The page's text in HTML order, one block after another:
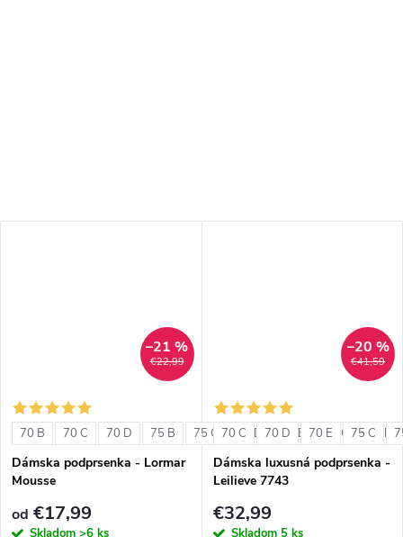
€22,99
–21 %
70 B 70 C 70 D 75 B 75 C 75 D 80 B 80 C 80 D
Dámska podprsenka - Lormar
Mousse
od €17,99
Skladom >6 ks
€41,59
–20 %
70 C 70 D 70 E 75 C
Dámska luxusná podprsenka -
Leilieve 7743
€32,99
Skladom 5 ks